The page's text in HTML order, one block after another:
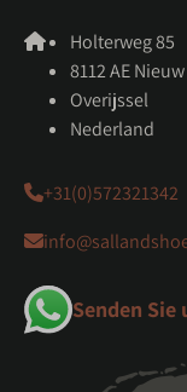
Holterweg 85
8112 AE
Overijssel
Nederland
+31(0)572321342
Senden